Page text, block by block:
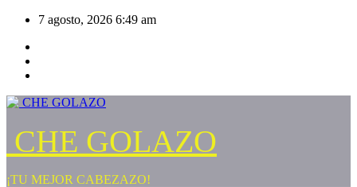
Saltar
contenido
7 agosto, 2026 6:49 am
CHE GOLAZO
¡TU MEJOR CABEZAZO!